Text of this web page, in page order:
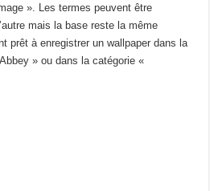
». Les termes peuvent être
mais la base reste la même
prêt à enregistrer un wallpaper dans la
» ou dans la catégorie «